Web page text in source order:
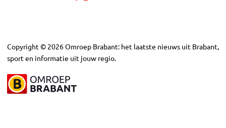
Copyright © 2026Omroep Brabant: het laatste nieuws uit Brabant,
sport en informatie uit jouw regio.